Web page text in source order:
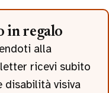
in regalo
ricevi subito
disabilità visiva